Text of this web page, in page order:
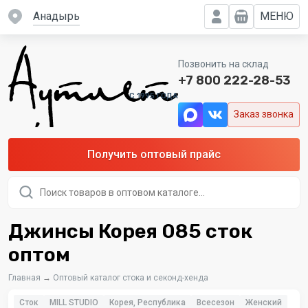
Анадырь МЕНЮ
C 1995 ГОДА
Позвонить на склад
+7 800 222-28-53
Заказ звонка
Получить оптовый прайс
товаров
Джинсы Корея 085 сток
оптом
Главная → Оптовый каталог стока и секонд-хенда
Сток MILL STUDIO Корея, Республика Всесезон Женский